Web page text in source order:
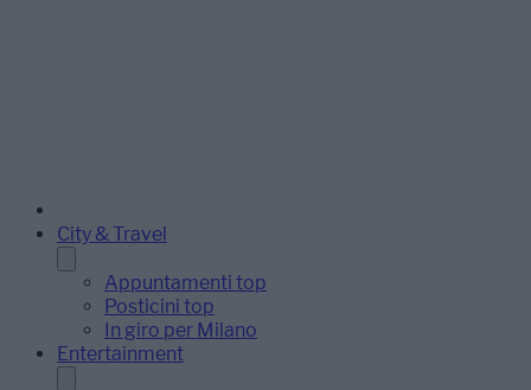
City & Travel
Appuntamenti top
Posticini top
In giro per Milano
Entertainment